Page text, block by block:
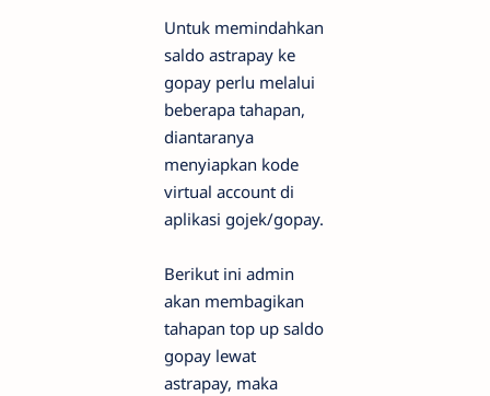
Untuk memindahkan
saldo astrapay ke
gopay perlu melalui
beberapa tahapan,
diantaranya
menyiapkan kode
virtual account di
aplikasi gojek/gopay.
Berikut ini admin
akan membagikan
tahapan top up saldo
gopay lewat
astrapay, maka